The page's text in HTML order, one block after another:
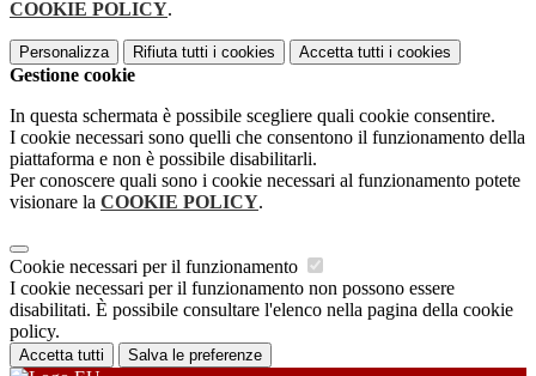
COOKIE POLICY.
Personalizza Rifiuta tutti i cookies Accetta tutti i cookies
Gestione cookie
In questa schermata è possibile scegliere quali cookie consentire.
I cookie necessari sono quelli che consentono il funzionamento della
piattaforma e non è possibile disabilitarli.
Per conoscere quali sono i cookie necessari al funzionamento potete
visionare la COOKIE POLICY.
Cookie necessari per il funzionamento
I cookie necessari per il funzionamento non possono essere
disabilitati. È possibile consultare l'elenco nella pagina della cookie
policy.
Accetta tutti Salva le preferenze